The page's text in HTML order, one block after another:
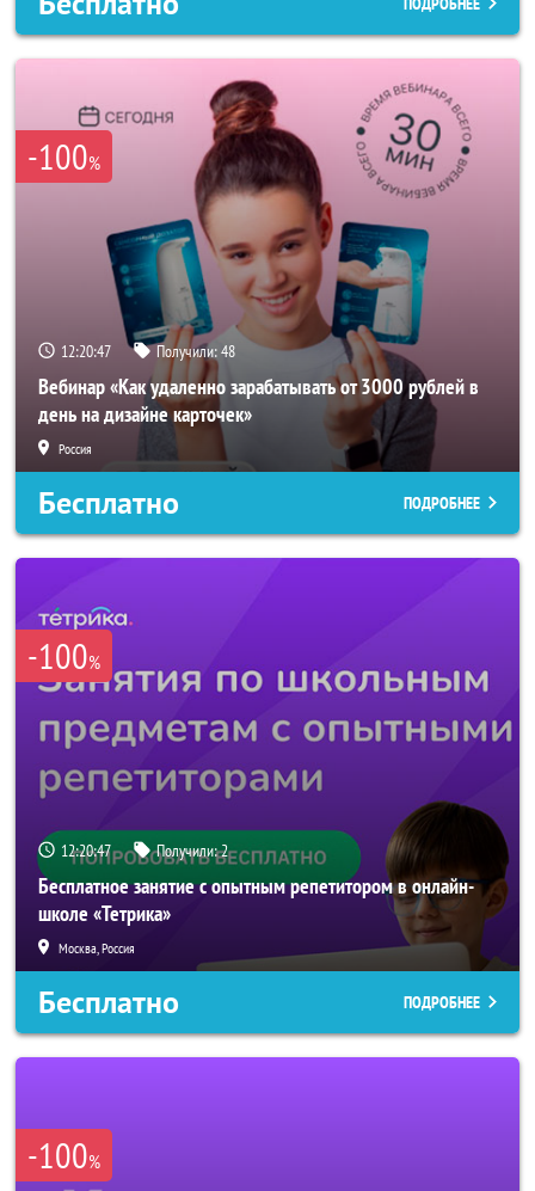
-100%
12:20:44 Получили:48
Вебинар «Как удаленно зарабатывать от 3000 рублей в
день на дизайне карточек»
Россия
Бесплатно ПОДРОБНЕЕ
-100%
12:20:44 Получили:2
Бесплатное занятие с опытным репетитором в онлайн-
школе «Тетрика»
Москва, Россия
Бесплатно ПОДРОБНЕЕ
-100%